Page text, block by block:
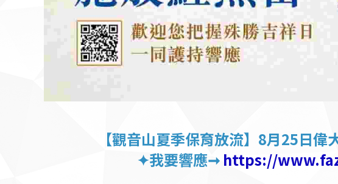
【觀音山夏季保育放流】8月25日偉
✦我要響應➞ https://